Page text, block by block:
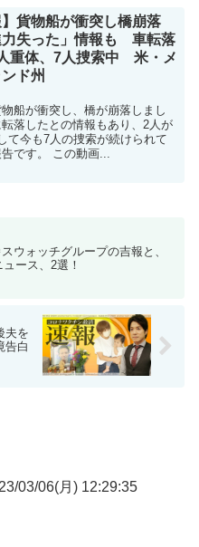
】貨物船が衝突し橋崩落
力失った」情報も 車転落
重体、7人捜索中 米・メ
ド州
船が衝突し、橋が崩落しまし
落したとの情報もあり、2人が
て今も7人の捜索が続けられて
です。 この動画...
ウォッチグループの吉報と、
ース、2選！
夫を
告白
03/06(月) 12:29:35